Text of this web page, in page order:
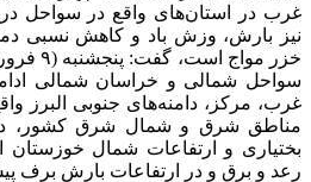
غرب در استان‌های واقع در سواحل
نیز بارش، وزش باد و کاهش نسبی
خزر
سواحل شمالی و خراسان شمالی
غرب، مرکز، دامنه‌های جنوبی البرز
مناطق شرق و شمال شرق کشور،
بختیاری و ارتفاعات شمال خوزستان
رعد و برق و در ارتفاعات بارش برف